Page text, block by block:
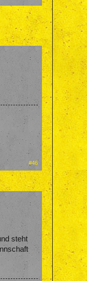
#46
steht